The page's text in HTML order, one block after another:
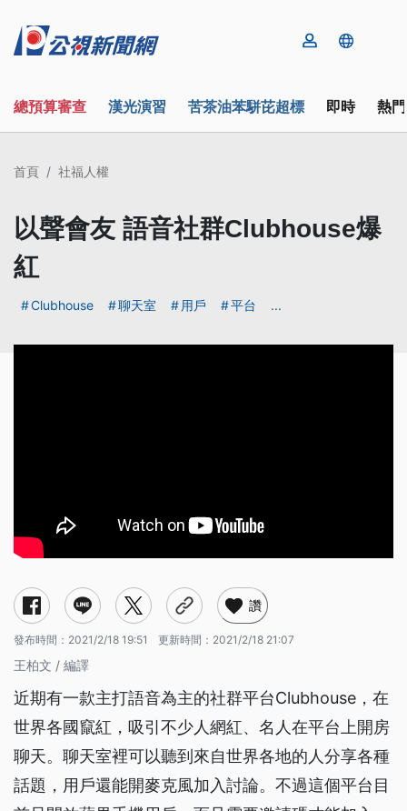
總預算審查 漢光演習 苦茶油苯駢芘超標 即時 熱
首頁 社福人權
以聲會友 語音社群Clubhouse爆
紅
Clubhouse 聊天室 用戶 平台 ...
讚
發布時間： 2021/2/18 19:51 更新時間： 2021/2/18 21:07
王柏文 / 編譯
近期有一款主打語音為主的社群平台Clubhouse，在
世界各國竄紅，吸引不少人網紅、名人在平台上開房
聊天。聊天室裡可以聽到來自世界各地的人分享各種
話題，用戶還能開麥克風加入討論。不過這個平台目